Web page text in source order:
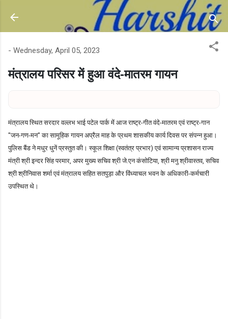
Skip to main content
- Wednesday, April 05, 2023
मंत्रालय परिसर में हुआ वंदे-मातरम गायन
मंत्रालय स्थित सरदार वल्लभ भाई पटेल पार्क में आज राष्ट्र-गीत वंदे-मातरम एवं राष्ट्र-गान
"जन-गण-मन" का सामूहिक गायन अप्रैल माह के प्रथम शासकीय कार्य दिवस पर संपन्न हुआ।
पुलिस बैंड ने मधुर धुनें प्रस्तुत की। स्कूल शिक्षा (स्वतंत्र प्रभार) एवं सामान्य प्रशासन राज्य
मंत्री श्री इन्दर सिंह परमार, अपर मुख्य सचिव श्री जे.एन कंसोटिया, श्री मनु श्रीवास्तव, सचिव
श्री श्रीनिवास शर्मा एवं मंत्रालय सहित सतपुड़ा और विंध्याचल भवन के अधिकारी-कर्मचारी
उपस्थित थे।